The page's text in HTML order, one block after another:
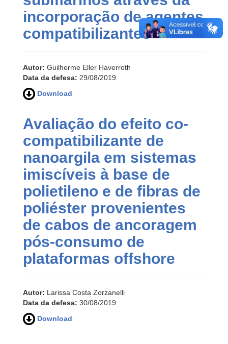
incorporação de agentes
compatibilizantes
Autor: Guilherme Eller Haverroth
Data da defesa: 29/08/2019
Download
Avaliação do efeito co-
compatibilizante de
nanoargila em sistemas
imiscíveis à base de
polietileno e de fibras de
poliéster provenientes
de cabos de ancoragem
pós-consumo de
plataformas offshore
Autor: Larissa Costa Zorzanelli
Data da defesa: 30/08/2019
Download